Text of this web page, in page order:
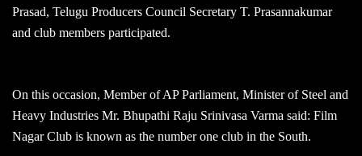
Prasad, Telugu Producers Council Secretary T. Prasannakumar
and club members participated.
On this occasion, Member of AP Parliament, Minister of Steel and
Heavy Industries Mr. Bhupathi Raju Srinivasa Varma said: Film
Nagar Club is known as the number one club in the South.